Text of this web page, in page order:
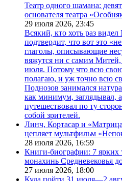
Театр одного шамана:
основателя театра
29 июля 2026, 23:45
Всякий, кто хоть раз
подтвердит, что вот это
глаголы, описывающие
вяжутся ни с самим Митей,
июля. Потому что всю
полагаю, и уж точно всю
Поднозов занимался
как минимум, заглядывал,
путешествовал по ту
собой зрителей.
Линч, Кортасар и
цепляет мультфильм
28 июля 2026, 16:59
Книги-биографии: 7 ярких
монахинь Средневековья
27 июля 2026, 18:00
Куда пойти 31 июля—2